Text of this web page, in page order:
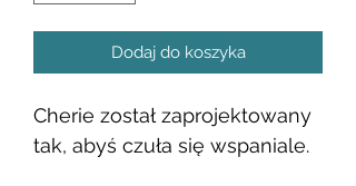
Dodaj do koszyka
Cherie został zaprojektowany
tak, abyś czuła się wspaniale.